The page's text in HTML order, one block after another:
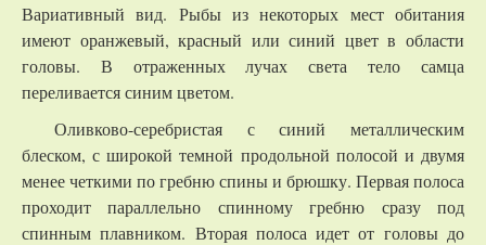
Вариативный вид. Рыбы из некоторых мест обитания
имеют оранжевый, красный или синий цвет в области
головы. В отраженных лучах света тело самца
переливается синим цветом.
Оливково-серебристая с синий металлическим
блеском, с широкой темной продольной полосой и двумя
менее четкими по гребню спины и брюшку. Первая полоса
проходит параллельно спинному гребню сразу под
спинным плавником. Вторая полоса идет от головы до